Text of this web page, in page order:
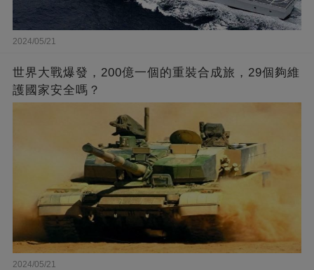
2024/05/21
世界大戰爆發，200億一個的重裝合成旅，29個夠維
護國家安全嗎？
2024/05/21